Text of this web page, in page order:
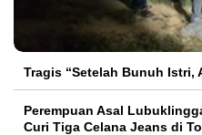
Tragis “Setelah Bunuh Istri,
Perempuan Asal
Curi Tiga Celana Jeans di